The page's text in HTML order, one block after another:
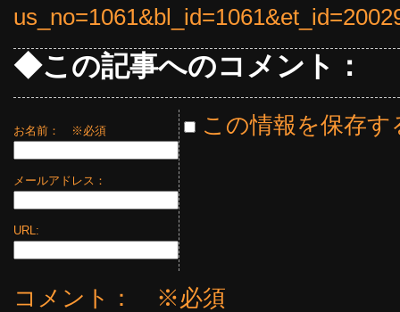
◆この記事へのコメント：
お名前： ※必須
メールアドレス：
URL:
この情報を保存す
コメント： ※必須